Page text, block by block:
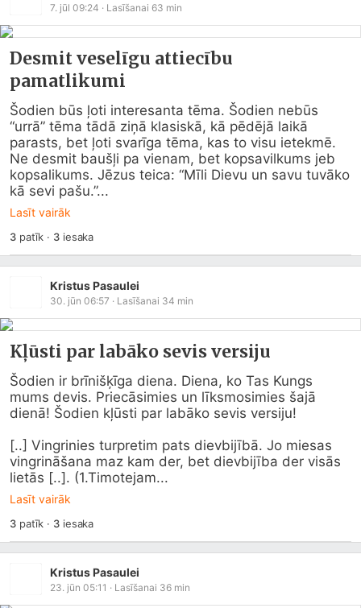
7. jūl 09:24 · Lasīšanai 63 min
Desmit veselīgu attiecību
pamatlikumi
Šodien būs ļoti interesanta tēma. Šodien nebūs
“urrā” tēma tādā ziņā klasiskā, kā pēdējā laikā
parasts, bet ļoti svarīga tēma, kas to visu ietekmē.
Ne desmit baušļi pa vienam, bet kopsavilkums jeb
kopsalikums. Jēzus teica: “Mīli Dievu un savu tuvāko
kā sevi pašu.”...
Lasīt vairāk
3patīk · 3iesaka
Kristus Pasaulei
30. jūn 06:57 · Lasīšanai 34 min
Kļūsti par labāko sevis versiju
Šodien ir brīnišķīga diena. Diena, ko Tas Kungs
mums devis. Priecāsimies un līksmosimies šajā
dienā! Šodien kļūsti par labāko sevis versiju!
[..] Vingrinies turpretim pats dievbijībā. Jo miesas
vingrināšana maz kam der, bet dievbijība der visās
lietās [..]. (1.Timotejam...
Lasīt vairāk
3patīk · 3iesaka
Kristus Pasaulei
23. jūn 05:11 · Lasīšanai 36 min